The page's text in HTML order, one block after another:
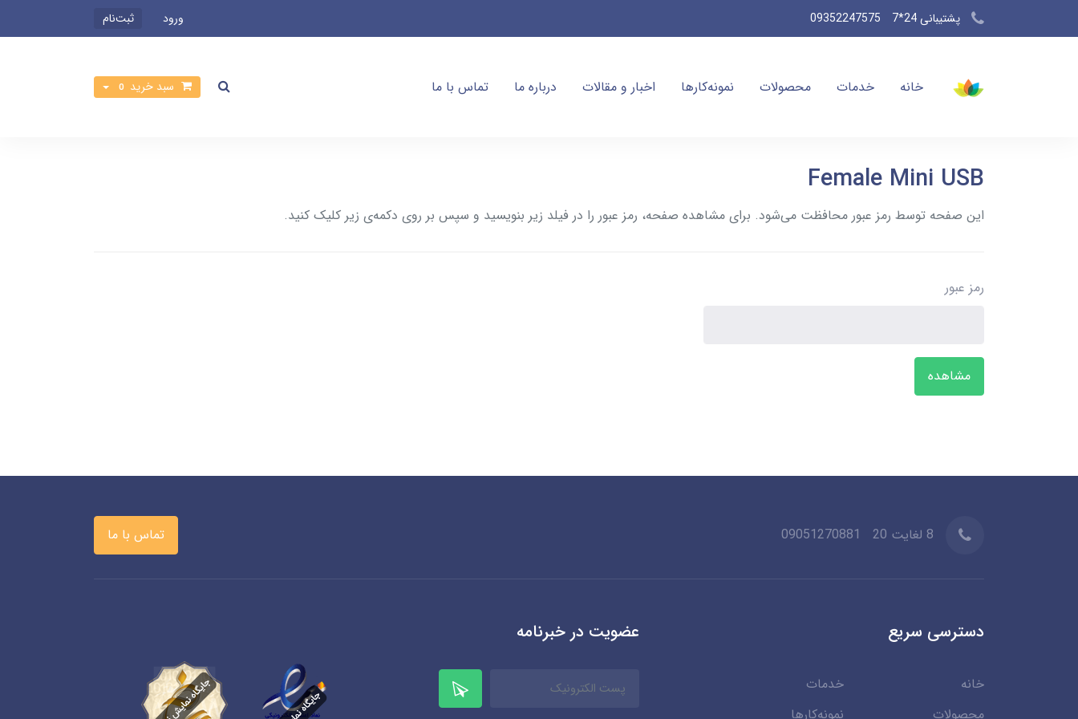
پشتیبانی 24*7 09352247575 ورود ثبت‌نام
خانه خدمات محصولات نمونه‌کارها اخبار و مقالات درباره ما تماس با ما سبد خرید 0
Female Mini USB
این صفحه توسط رمز عبور محافظت می‌شود. برای مشاهده صفحه، رمز عبور را در فیلد زیر بنویسید و سپس بر روی دکمه‌ی زیر کلیک کنید.
رمز عبور
مشاهده
8 لغایت 20 09051270881 تماس با ما
دسترسی سریع
خانه
خدمات
محصولات
نمونه‌کارها
عضویت در خبرنامه